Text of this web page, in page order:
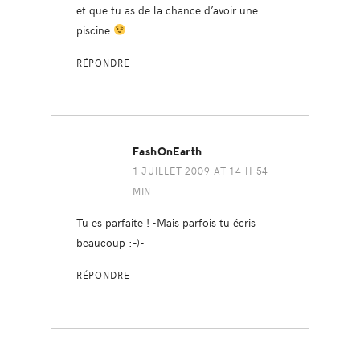
et que tu as de la chance d’avoir une
piscine
RÉPONDRE
FashOnEarth
1 JUILLET 2009 AT 14 H 54
MIN
Tu es parfaite ! -Mais parfois tu écris
beaucoup :-)-
RÉPONDRE